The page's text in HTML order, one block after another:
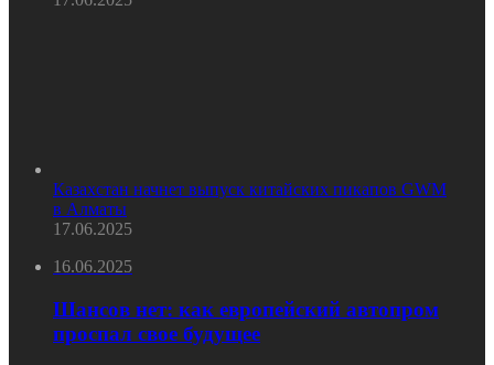
Казахстан начнет выпуск китайских пикапов GWM
в Алматы
17.06.2025
16.06.2025
Шансов нет: как европейский автопром
проспал свое будущее